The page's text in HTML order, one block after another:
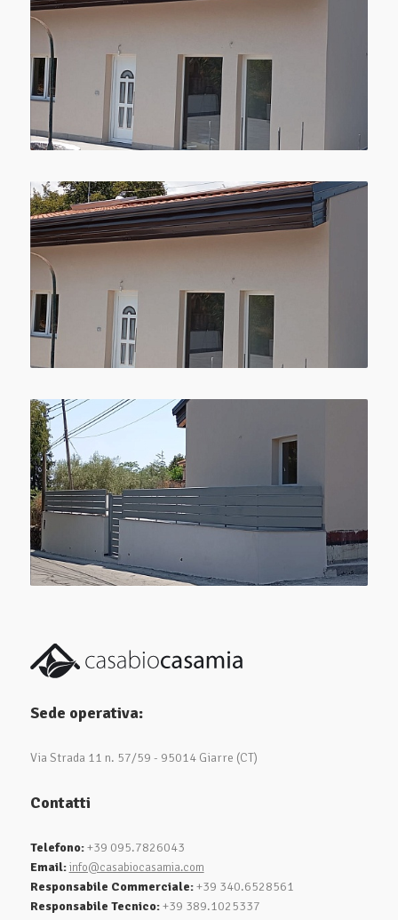
Sede operativa:
Via Strada 11 n. 57/59 - 95014 Giarre (CT)
Contatti
Telefono:+39 095.7826043
Email: info@casabiocasamia.com
Responsabile Commerciale:+39 340.6528561
Responsabile Tecnico:+39 389.1025337